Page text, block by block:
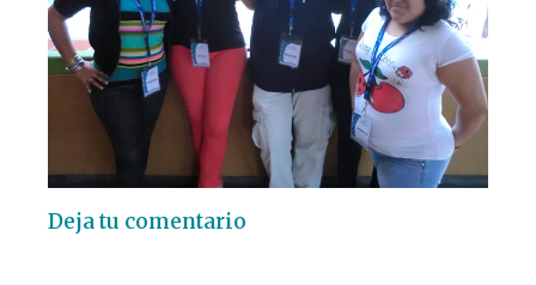
Deja tu comentario